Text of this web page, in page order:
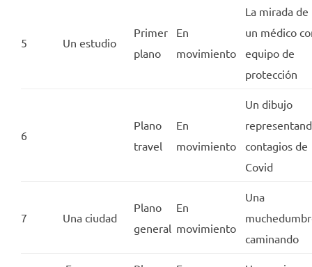
5 Un estudio
Primer
plano
En
movimiento
La mirada de
un médico
equipo de
protección
6
Plano
travel
En
movimiento
Un dibujo
contagios de
Covid
7 Una ciudad
Plano
general
En
movimiento
Una
caminando